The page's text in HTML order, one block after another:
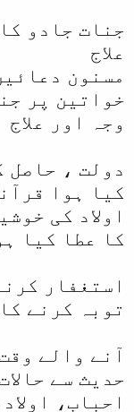
ا
ل
ا
جنات جادو
علاج
مسنون
خواتین پر
وجہ اور علاج
دولت ، حاصل
کیا ہوا
اولاد کی
کا عطا کیا
استغفار
توبہ کرنے
آنے والے
حدیث سے
احباب،